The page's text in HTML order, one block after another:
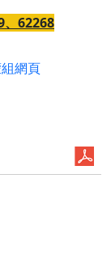
、62268
網頁